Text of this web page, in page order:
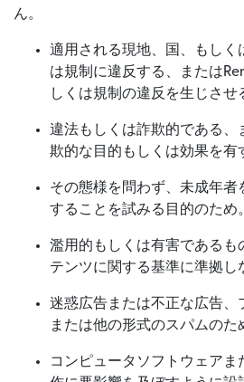
ん。
適用される現地、国、もしく
は規制に違反する、または
しくは規制の違反を生じさせ
違法もしくは詐欺的である、
欺的な目的もしくは効果を有
その態様を問わず、未成年者
することを試みる目的のため。
濫用的もしくは有害であるも
テンツに関する基準に準拠し
迷惑広告または不正な広告、
または他の形式のスパムのた
コンピュータソフトウェアま